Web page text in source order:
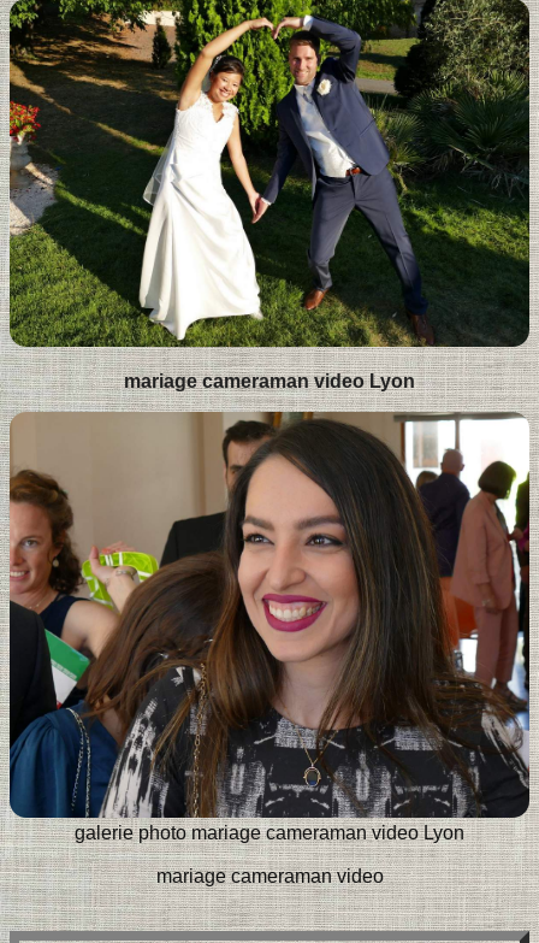
mariage cameraman video Lyon
galerie photo mariage cameraman video Lyon
mariage cameraman video